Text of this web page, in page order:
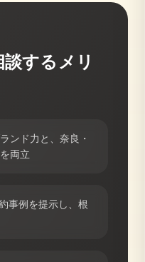
するメリ
ンド力と、奈良・
両立
事例を提示し、根